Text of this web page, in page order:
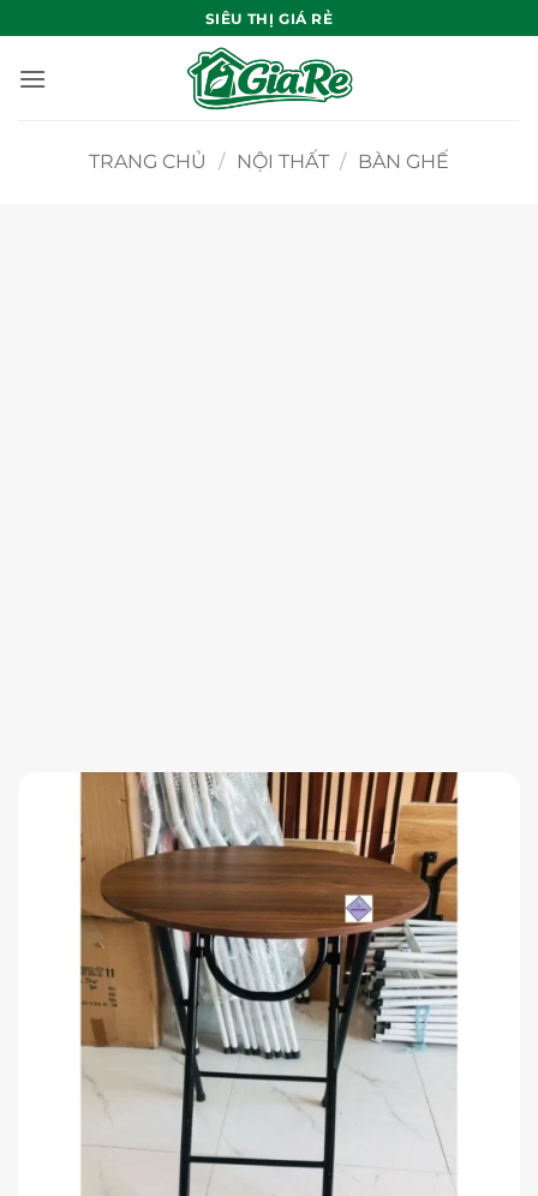
qua
nội
SIÊU THỊ GIÁ RẺ
TRANG CHỦ / NỘI THẤT / BÀN GHẾ